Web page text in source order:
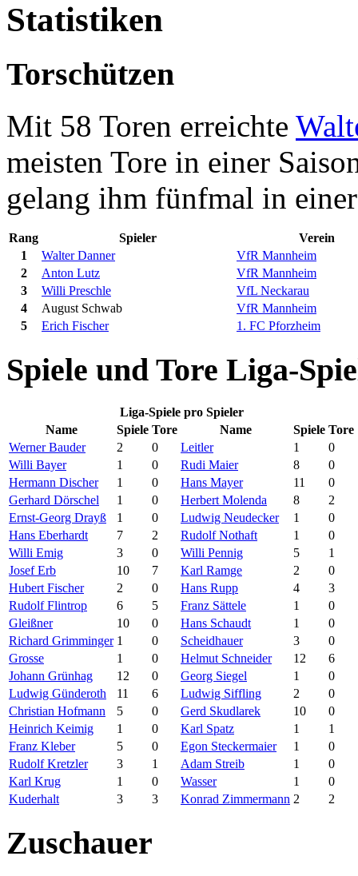
Statistiken
Torschützen
Mit 58 Toren erreichte
meisten Tore in einer
gelang ihm fünfmal in
Rang Spieler
Verein
1
Walter Danner
VfR Mannheim
2
Anton Lutz
VfR Mannheim
3
Willi Preschle
VfL Neckarau
4
August Schwab
VfR Mannheim
5
Erich Fischer 1. FC Pforzheim
Spiele und Tore Liga-
Liga-Spiele pro Spieler
Name
Spiele Tore Name Spiele Tore
Werner Bauder
2 0 Leitler 1
0
Willi Bayer
1 0 Rudi Maier 8
0
Hermann Discher
1 0 Hans Mayer 11
0
Gerhard Dörschel
1 0 Herbert Molenda 8
2
Ernst-Georg Drayß
1 0 Ludwig Neudecker 1
0
Hans Eberhardt
7 2 Rudolf Nothaft 1
0
Willi Emig
3 0 Willi Pennig 5
1
Josef Erb
10 7 Karl Ramge 2
0
Hubert Fischer
2 0 Hans Rupp 4
3
Rudolf Flintrop
6 5 Franz Sättele 1
0
Gleißner
10 0 Hans Schaudt 1
0
Richard Grimminger 1 0 Scheidhauer 3
0
Grosse
1 0 Helmut Schneider 12
6
Johann Grünhag
12 0 Georg Siegel 1
0
Ludwig Günderoth
11 6 Ludwig Siffling 2
0
Christian Hofmann
5 0 Gerd Skudlarek 10
0
Heinrich Keimig
1 0 Karl Spatz 1
1
Franz Kleber
5 0 Egon Steckermaier 1
0
Rudolf Kretzler
3 1 Adam Streib 1
0
Karl Krug
1 0 Wasser 1
0
Kuderhalt
3 3 Konrad Zimmermann 2 2
Zuschauer